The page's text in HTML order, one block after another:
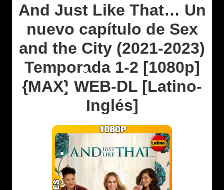
And Just Like That… Un
nuevo capítulo de Sex
and the City (2021-2023)
Temporada 1-2 [1080p]
{MAX} WEB-DL [Latino-
Inglés]